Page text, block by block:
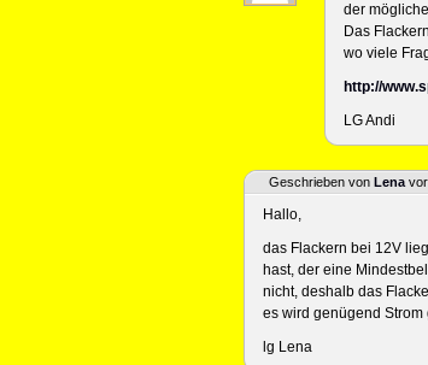
der
Das
wo viele
http://
LG Andi
Geschrieben von Lena
Hallo,
das Flackern bei 12V
hast, der eine
nicht, deshalb das
es wird genügend Strom
lg Lena